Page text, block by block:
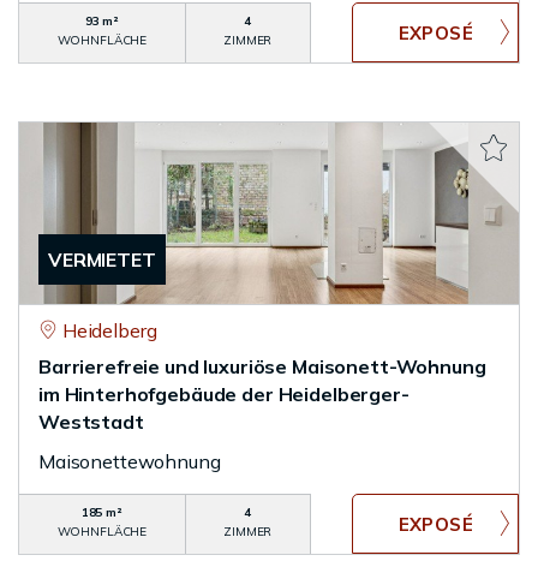
93 m²
WOHNFLÄCHE
4
ZIMMER
VERMIETET
Heidelberg
Barrierefreie und luxuriöse Maisonett-Wohnung
im Hinterhofgebäude der Heidelberger-
Weststadt
Maisonettewohnung
185 m²
WOHNFLÄCHE
4
ZIMMER